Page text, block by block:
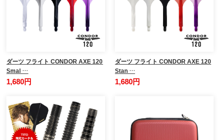
ダーツ フライト CONDOR AXE 120
Smal …
1,680円
ダーツ フライト CONDOR AXE 120
Stan …
1,680円